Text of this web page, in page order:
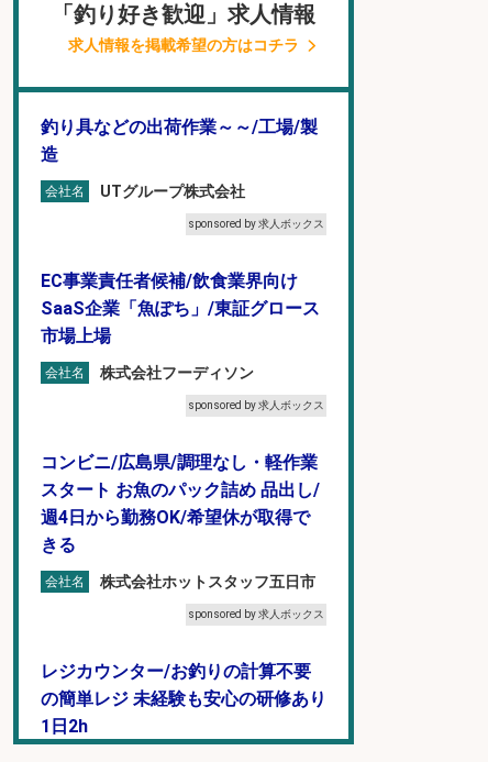
「釣り好き歓迎」求人情報
求人情報を掲載希望の方はコチラ
釣り具などの出荷作業～～/工場/製
造
会社名 UTグループ株式会社
sponsored by 求人ボックス
EC事業責任者候補/飲食業界向け
SaaS企業「魚ぽち」/東証グロース
市場上場
会社名 株式会社フーディソン
sponsored by 求人ボックス
コンビニ/広島県/調理なし・軽作業
スタート お魚のパック詰め 品出し/
週4日から勤務OK/希望休が取得で
きる
会社名 株式会社ホットスタッフ五日市
sponsored by 求人ボックス
レジカウンター/お釣りの計算不要
の簡単レジ 未経験も安心の研修あり
1日2h